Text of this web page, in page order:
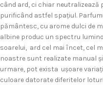
când ard, ci chiar neutralizează
purificând astfel spaţiul.
pământesc, cu arome dulci de
albine produc un spectru
soarelui, ard cel mai încet, cel
noastre sunt realizate manual
urmare, pot exista ușoare
culoare datorate diferitelor